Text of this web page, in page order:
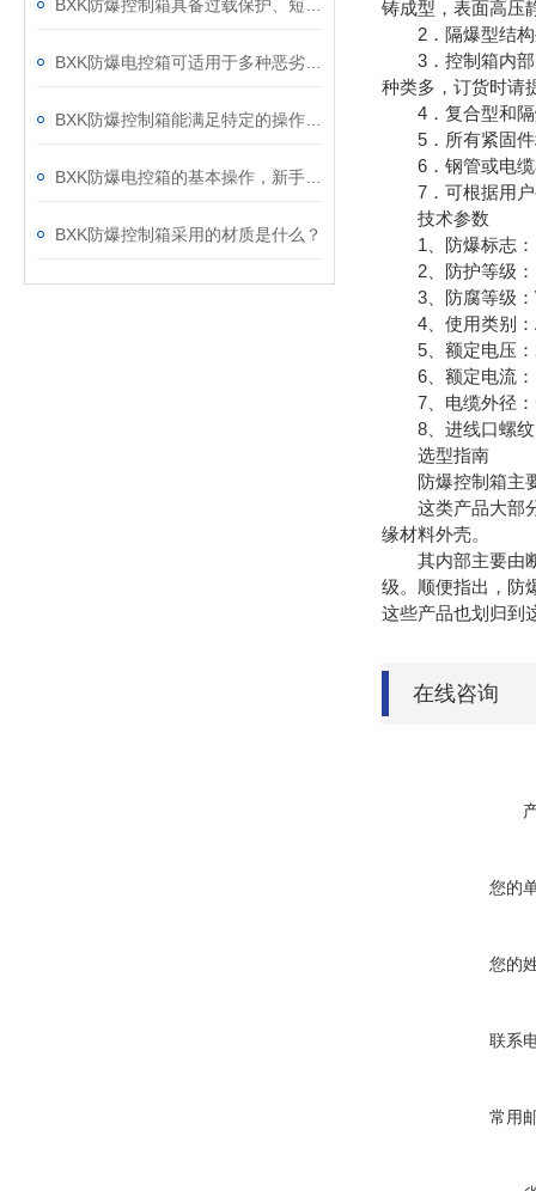
BXK防爆控制箱采用的材质是什么？
铸成型，表面高压
2．隔爆型结构
3．控制箱内部
种类多，订货时请
4．复合型和隔
5．所有紧固件
6．钢管或电缆
7．可根据用户
技术参数
1、防爆标志：
2、防护等级：
3、防腐等级：
4、使用类别：
5、额定电压：
6、额定电流：
7、电缆外径：
8、进线口螺纹
选型指南
防爆控制箱主要
这类产品大部分
缘材料外壳。
其内部主要由断
级。顺便指出，防
这些产品也划归到
在线咨询
您的
您的
联系
常用